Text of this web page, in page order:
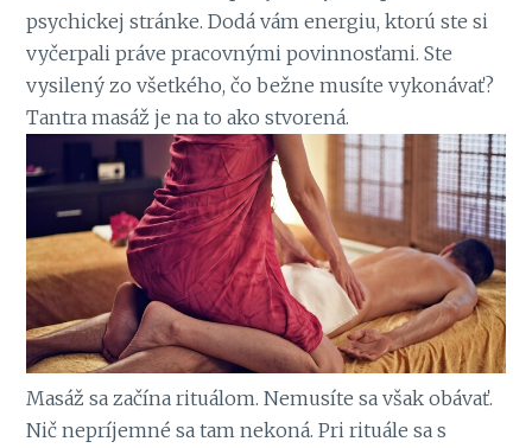
psychickej stránke. Dodá vám energiu, ktorú ste si
vyčerpali práve pracovnými povinnosťami. Ste
vysilený zo všetkého, čo bežne musíte vykonávať?
Tantra masáž je na to ako stvorená.
Masáž sa začína rituálom. Nemusíte sa však obávať.
Nič nepríjemné sa tam nekoná. Pri rituále sa s